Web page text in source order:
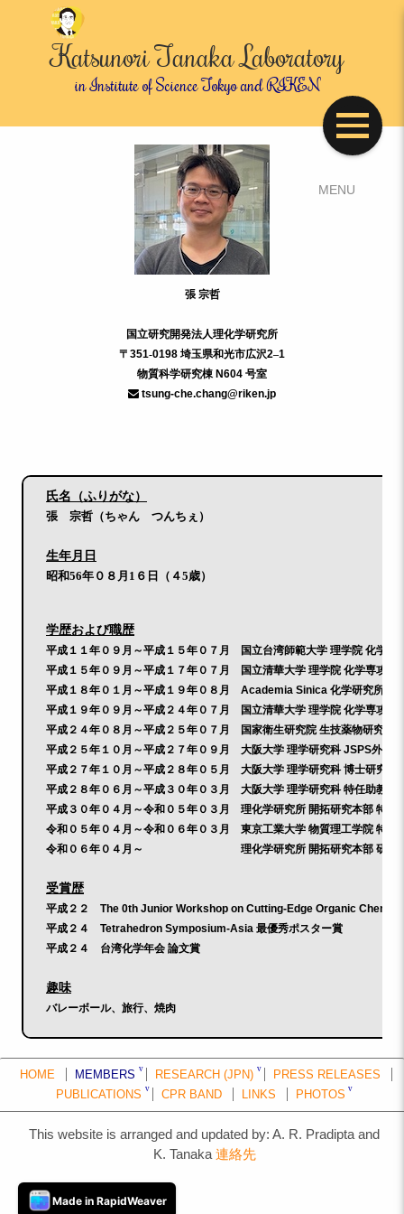
Katsunori Tanaka Laboratory
in Institute of Science Tokyo and RIKEN
張 宗哲
国立研究開発法人理化学研究所
〒 351-0198 埼玉県和光市広沢2–1
物質科学研究棟 N604 号室
tsung-che.chang@riken.jp
氏名（ふりがな）
張 宗哲（ちゃん つんちぇ）
生年月日
昭和56年０８月1６日（４5歳）
学歴および職歴
平成１１年０９月～平成１５年０７月 国立台湾師範大学 理学院 化学科
平成１５年０９月～平成１７年０７月 国立清華大学 理学院 化学専攻 （
平成１８年０１月～平成１９年０８月 Academia Sinica 化学研究所 研
平成１９年０９月～平成２４年０７月 国立清華大学 理学院 化学専攻 （
平成２４年０８月～平成２５年０７月 国家衛生研究院 生技薬物研究所
平成２５年１０月～平成２７年０９月 大阪大学 理学研究科JSPS外国
平成２７年１０月～平成２８年０５月 大阪大学 理学研究科博士研究員
平成２８年０６月～平成３０年０３月 大阪大学 理学研究科特任助教
平成３０年０４月～令和０５年０３月 理化学研究所 開拓研究本部 特別
令和０５年０４月～令和０６年０３月 東京工業大学 物質理工学院 特任
令和０６年０４月～ 理化学研究所 開拓研究本部 研究員 （
受賞歴
平成２２ The 0th Junior Workshop on Cutting-Edge Organic
平成２４ Tetrahedron Symposium-Asia 最優秀ポスター賞
平成２４ 台湾化学年会 論文賞
趣味
バレーボール、旅行、焼肉
ResearchGate
リンク
HOME MEMBERS RESEARCH (JPN)
PRESS RELEASES
PUBLICATIONS
CPR BAND LINKS PHOTOS
This website is arranged and updated by: A. R. Pradipta and
K. Tanaka 連絡先
Made in RapidWeaver